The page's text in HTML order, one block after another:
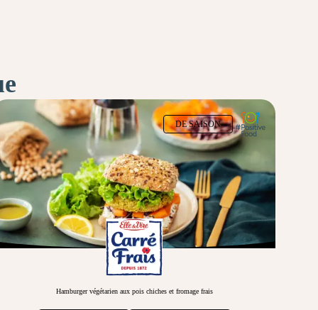
DE SAISON
Hamburger végétarien aux pois chiches et fromage frais